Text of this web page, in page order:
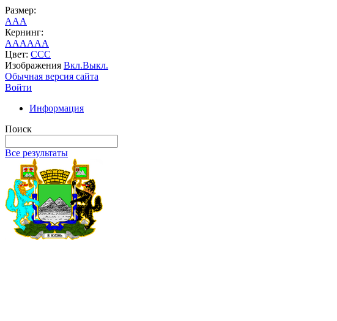
Размер:
AAA
Кернинг:
AAAAAA
Цвет: CCC
Изображения Вкл.Выкл.
Обычная версия сайта
Войти
Информация
Поиск
Все результаты